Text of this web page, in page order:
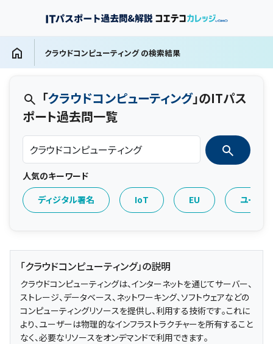
クラウドコンピューティング の検索結果
「クラウドコンピューティング」のITパス
ポート過去問一覧
人気のキーワード
ディジタル署名
IoT EU ユーザー
「クラウドコンピューティング」の説明
クラウドコンピューティングは、インターネットを通じてサーバー、
ストレージ、データベース、ネットワーキング、ソフトウェアなどの
コンピューティングリソースを提供し、利用する技術です。これに
より、ユーザーは物理的なインフラストラクチャーを所有すること
なく、必要なリソースをオンデマンドで利用できます。